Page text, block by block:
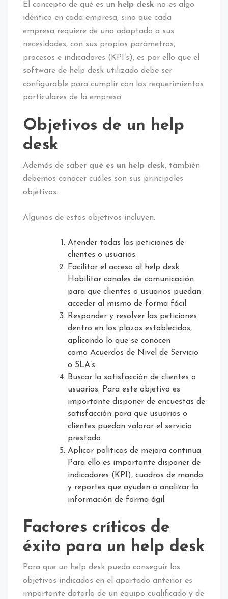
El concepto de qué es un help desk no es algo
idéntico en cada empresa, sino que cada
empresa requiere de uno adaptado a sus
necesidades, con sus propios parámetros,
procesos e indicadores (KPI’s), es por ello que el
software de help desk utilizado debe ser
configurable para cumplir con los requerimientos
particulares de la empresa.
Objetivos de un help
desk
Además de saber qué es un help desk, también
debemos conocer cuáles son sus principales
objetivos.
Algunos de estos objetivos incluyen:
Atender todas las peticiones de
clientes o usuarios.
Facilitar el acceso al help desk.
Habilitar canales de comunicación
para que clientes o usuarios puedan
acceder al mismo de forma fácil.
Responder y resolver las peticiones
dentro en los plazos establecidos,
aplicando lo que se conocen
como Acuerdos de Nivel de Servicio
o SLA’s.
Buscar la satisfacción de clientes o
usuarios. Para este objetivo es
importante disponer de encuestas de
satisfacción para que usuarios o
clientes puedan valorar el servicio
prestado.
Aplicar políticas de mejora continua.
Para ello es importante disponer de
indicadores (KPI), cuadros de mando
y reportes que ayuden a analizar la
información de forma ágil.
Factores críticos de
éxito para un help desk
Para que un help desk pueda conseguir los
objetivos indicados en el apartado anterior es
importante dotarlo de un equipo cualificado y de